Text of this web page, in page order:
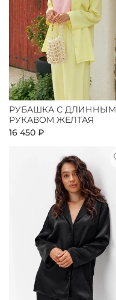
РУБАШКА С ДЛИННЫМ
РУКАВОМ ЖЕЛТАЯ
16 450 ₽